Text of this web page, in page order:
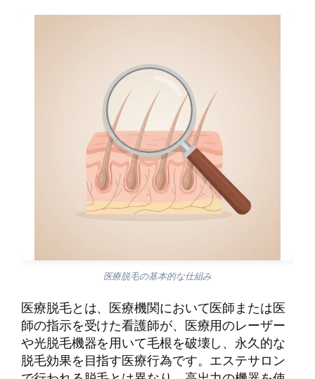
医療脱毛の基本的な仕組み
医療脱毛とは、医療機関において医師または医
師の指示を受けた看護師が、医療用のレーザー
や光脱毛機器を用いて毛根を破壊し、永久的な
脱毛効果を目指す医療行為です。エステサロン